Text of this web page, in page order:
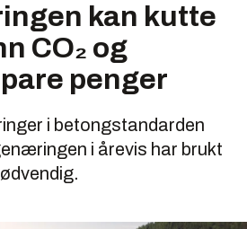
kan kutte
CO₂ og
penger
i betongstandarden
i årevis har brukt